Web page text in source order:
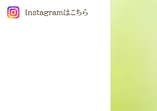
Instagramはこちら